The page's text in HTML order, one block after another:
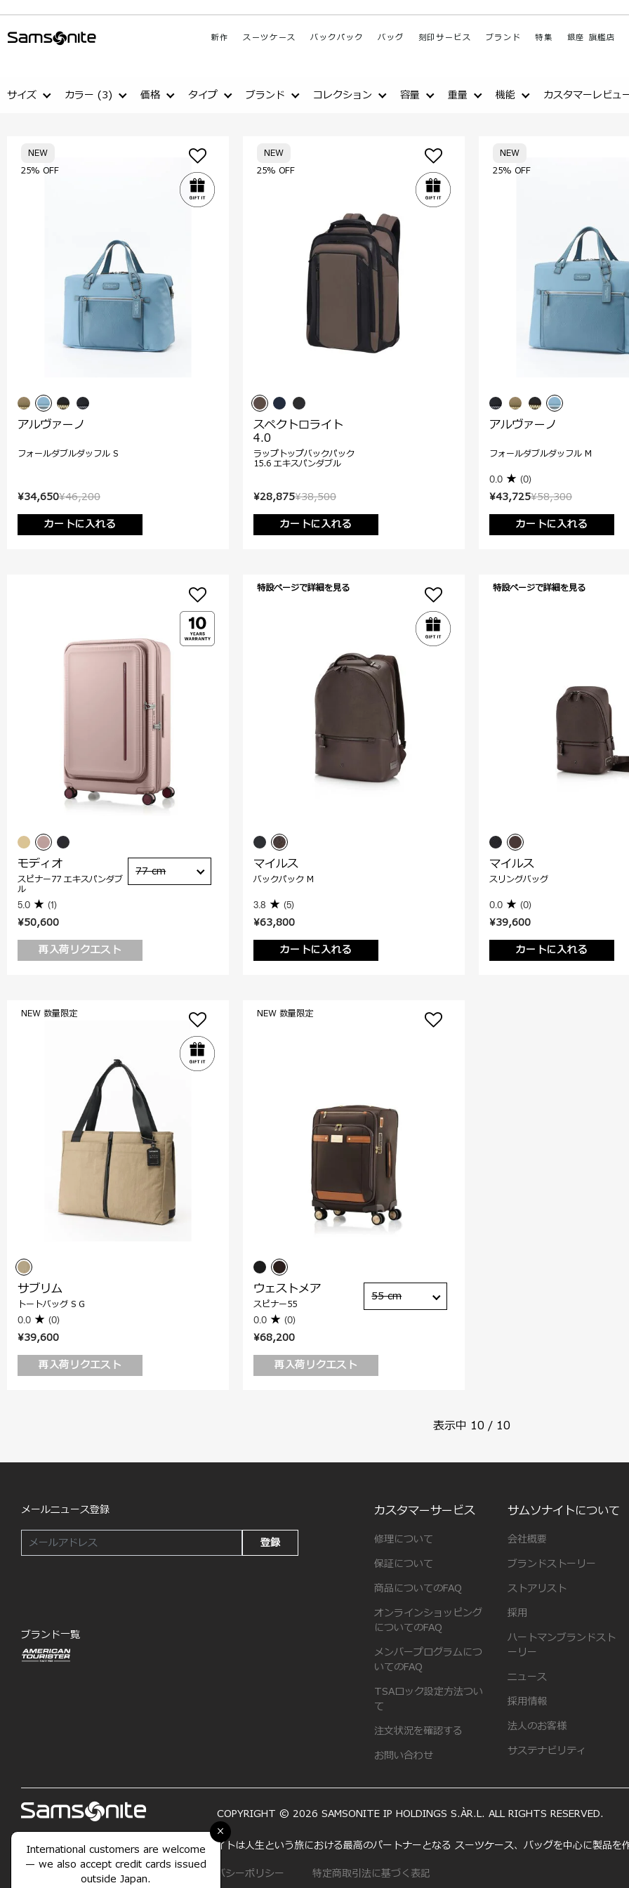
新作 スーツケース バックパック バッグ 刻印サービス ブランド 特集 銀座 旗艦店
×
International customers are welcome
— we also accept credit cards issued
outside Japan.
サイズ カラー (3) 価格 タイプ ブランド コレクション 容量 重量 機能 カスタマーレビュ
¥46,200
¥34,650
カートに入れる
25% OFF
NEW
アルヴァーノ
フォールダブルダッフル S
¥38,500
¥28,875
カートに入れる
25% OFF
NEW
スペクトロライト
4.0
ラップトップバックパック
15.6 エキスパンダブル
¥58,300
¥43,725
カートに入れる
25% OFF
NEW
アルヴァーノ
フォールダブルダッフル M
0.0 (0)
¥50,600
再入荷リクエスト
モディオ
スピナー77 エキスパンダブ
ル
5.0 (1)
77 cm
¥63,800
カートに入れる
特設ページで詳細を見る
マイルス
バックパック M
3.8 (5)
¥39,600
カートに入れる
特設ページで詳細を見る
マイルス
スリングバッグ
0.0 (0)
¥39,600
再入荷リクエスト
NEW 数量限定
サブリム
トートバッグ S G
0.0 (0)
¥68,200
再入荷リクエスト
NEW 数量限定
ウェストメア
スピナー55
0.0 (0)
55 cm
表示中 10 / 10
メールニュース登録
登録
ブランド一覧
カスタマーサービス
修理について
保証について
商品についてのFAQ
オンラインショッピング
についてのFAQ
メンバープログラムにつ
いてのFAQ
TSAロック設定方法つい
て
注文状況を確認する
お問い合わせ
サムソナイトについて
会社概要
ブランドストーリー
ストアリスト
採用
ハートマンブランドスト
ーリー
ニュース
採用情報
法人のお客様
サステナビリティ
COPYRIGHT © 2026 SAMSONITE IP HOLDINGS S.ÀR.L. ALL RIGHTS RESERVED.
「LIFE'S A JOURNEY―人生は旅」サムソナイトは人生という旅における最高のパートナーとなる スーツケース、バッグを中心に製品を
サイトマップ
利用規約 プライバシーポリシー 特定商取引法に基づく表記